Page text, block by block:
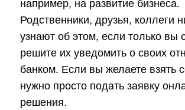
Родственники, друзья, коллеги
узнают об этом, если только вы
решите их уведомить о своих
банком. Если вы желаете взять
нужно просто подать заявку
решения.